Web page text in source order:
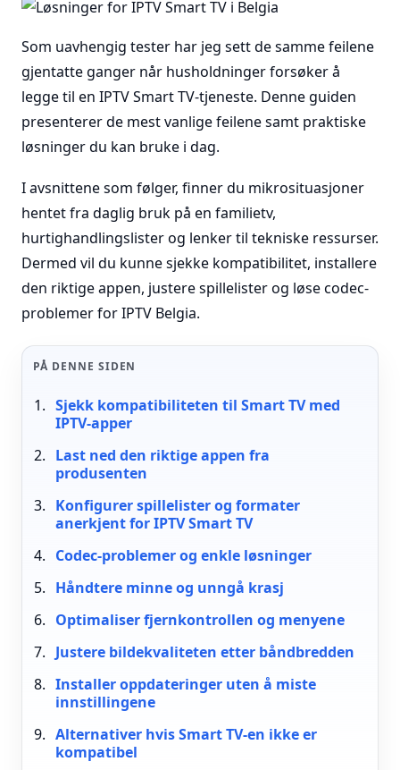
Som uavhengig tester har jeg sett de samme feilene
gjentatte ganger når husholdninger forsøker å
legge til en IPTV Smart TV-tjeneste. Denne guiden
presenterer de mest vanlige feilene samt praktiske
løsninger du kan bruke i dag.
I avsnittene som følger, finner du mikrosituasjoner
hentet fra daglig bruk på en familietv,
hurtighandlingslister og lenker til tekniske ressurser.
Dermed vil du kunne sjekke kompatibilitet, installere
den riktige appen, justere spillelister og løse codec-
problemer for IPTV Belgia.
PÅ DENNE SIDEN
Sjekk kompatibiliteten til Smart TV med
IPTV-apper
Last ned den riktige appen fra
produsenten
Konfigurer spillelister og formater
anerkjent for IPTV Smart TV
Codec-problemer og enkle løsninger
Håndtere minne og unngå krasj
Optimaliser fjernkontrollen og menyene
Justere bildekvaliteten etter båndbredden
Installer oppdateringer uten å miste
innstillingene
Alternativer hvis Smart TV-en ikke er
kompatibel